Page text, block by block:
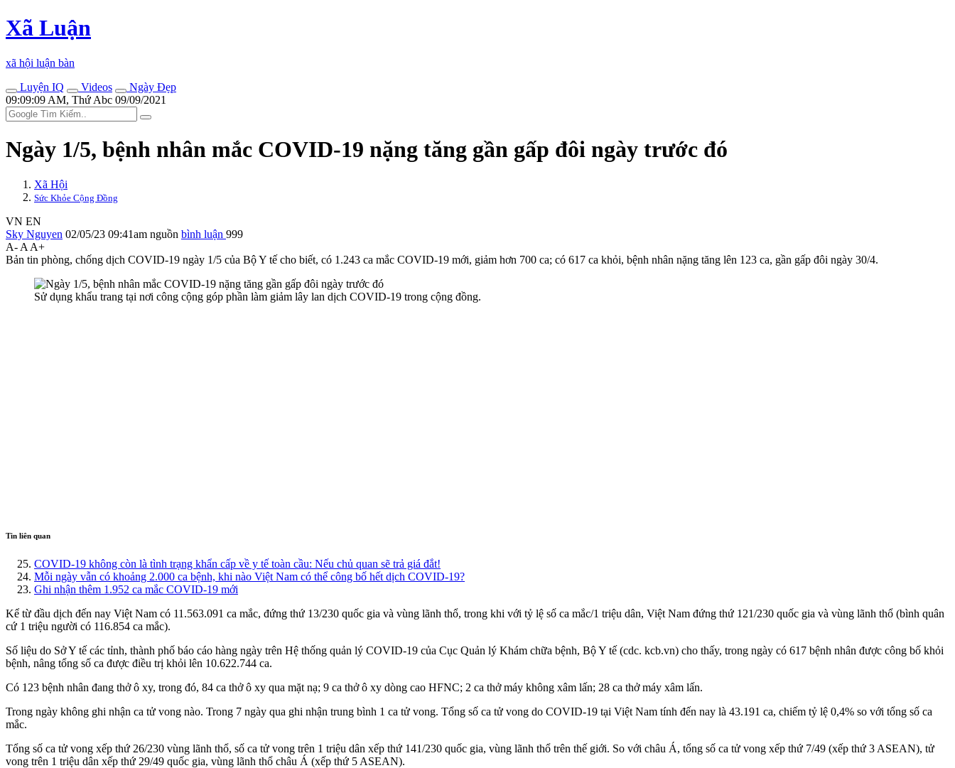
Xã Luận
xã hội luận bàn
Luyện IQ
Videos
Ngày Đẹp
09:09:09 AM, Thứ Abc 09/09/2021
Ngày 1/5, bệnh nhân mắc COVID-19 nặng tăng gần gấp đôi ngày trước đó
Xã Hội
Sức Khỏe Cộng Đồng
VN EN
Sky Nguyen 02/05/23 09:41am nguồn bình luận 999
A- A A+
Bản tin phòng, chống dịch COVID-19 ngày 1/5 của Bộ Y tế cho biết, có 1.243 ca mắc COVID-19 mới, giảm hơn 700 ca; có 617 ca khỏi, bệnh nhân nặng tăng lên 123 ca, gần gấp đôi ngày 30/4.
Sử dụng khẩu trang tại nơi công cộng góp phần làm giảm lây lan dịch COVID-19 trong cộng đồng.
Tin liên quan
COVID-19 không còn là tình trạng khẩn cấp về y tế toàn cầu: Nếu chủ quan sẽ trả giá đắt!
Mỗi ngày vẫn có khoảng 2.000 ca bệnh, khi nào Việt Nam có thể công bố hết dịch COVID-19?
Ghi nhận thêm 1.952 ca mắc COVID-19 mới
Kể từ đầu dịch đến nay Việt Nam có 11.563.091 ca mắc, đứng thứ 13/230 quốc gia và vùng lãnh thổ, trong khi với tỷ lệ số ca mắc/1 triệu dân, Việt Nam đứng thứ 121/230 quốc gia và vùng lãnh thổ (bình quân
cứ 1 triệu người có 116.854 ca mắc).
Số liệu do Sở Y tế các tỉnh, thành phố báo cáo hàng ngày trên Hệ thống quản lý COVID-19 của Cục Quản lý Khám chữa bệnh, Bộ Y tế (cdc. kcb.vn) cho thấy, trong ngày có 617 bệnh nhân được công bố khỏi
bệnh, nâng tổng số ca được điều trị khỏi lên 10.622.744 ca.
Có 123 bệnh nhân đang thở ô xy, trong đó, 84 ca thở ô xy qua mặt nạ; 9 ca thở ô xy dòng cao HFNC; 2 ca thở máy không xâ‌m lấ‌n; 28 ca thở máy xâ‌m lấ‌n.
Trong ngày không ghi nhận ca t‌ử von‌g nào. Trong 7 ngày qua ghi nhận trung bình 1 ca t‌ử von‌g. Tổng số ca t‌ử von‌g do COVID-19 tại Việt Nam tính đến nay là 43.191 ca, chiếm tỷ lệ 0,4% so với tổng số ca
mắc.
Tổng số ca t‌ử von‌g xếp thứ 26/230 vùng lãnh thổ, số ca t‌ử von‌g trên 1 triệu dân xếp thứ 141/230 quốc gia, vùng lãnh thổ trên thế giới. So với châu Á, tổng số ca t‌ử von‌g xếp thứ 7/49 (xếp thứ 3 ASEAN), t‌ử
von‌g trên 1 triệu dân xếp thứ 29/49 quốc gia, vùng lãnh thổ châu Á (xếp thứ 5 ASEAN).